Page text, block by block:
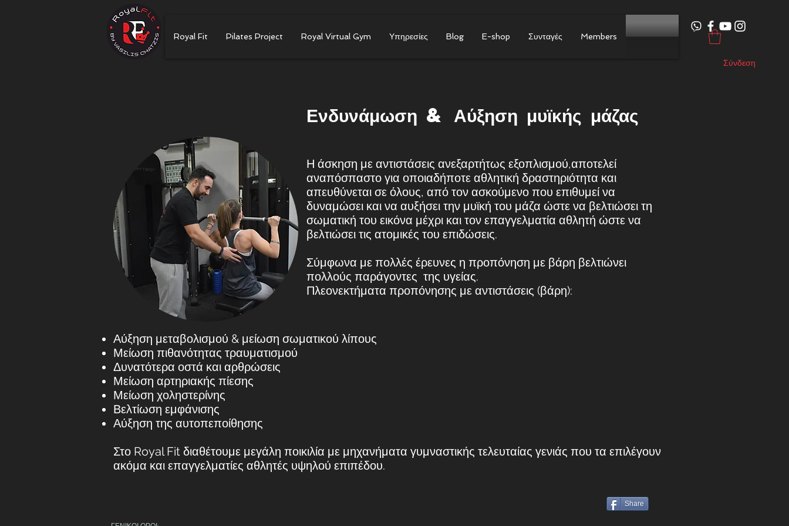
Royal Fit Pilates Project Royal Virtual Gym Υπηρεσίες Blog E-shop Συνταγές Members
Σύνδεση
Ενδυνάμωση & Αύξηση μυϊκής μάζας
Η άσκηση με αντιστάσεις ανεξαρτήτως εξοπλισμού,αποτελεί
αναπόσπαστο για οποιαδήποτε αθλητική δραστηριότητα και
απευθύνεται σε όλους, από τον ασκούμενο που επιθυμεί να
δυναμώσει και να αυξήσει την μυϊκή του μάζα ώστε να βελτιώσει τη
σωματική του εικόνα μέχρι και τον επαγγελματία αθλητή ώστε να
βελτιώσει τις ατομικές του επιδώσεις.
Σύμφωνα με πολλές έρευνες η προπόνηση με βάρη βελτιώνει
πολλούς παράγοντες της υγείας.
Πλεονεκτήματα προπόνησης με αντιστάσεις (βάρη):
Αύξηση μεταβολισμού & μείωση σωματικού λίπους
Μείωση πιθανότητας τραυματισμού
Δυνατότερα οστά και αρθρώσεις
Μείωση αρτηριακής πίεσης
Μείωση χοληστερίνης
Βελτίωση εμφάνισης
Αύξηση της αυτοπεποίθησης
Στο Royal Fit διαθέτουμε μεγάλη ποικιλία με μηχανήματα γυμναστικής τελευταίας γενιάς που τα επιλέγουν
ακόμα και επαγγελματίες αθλητές υψηλού επιπέδου.
Share